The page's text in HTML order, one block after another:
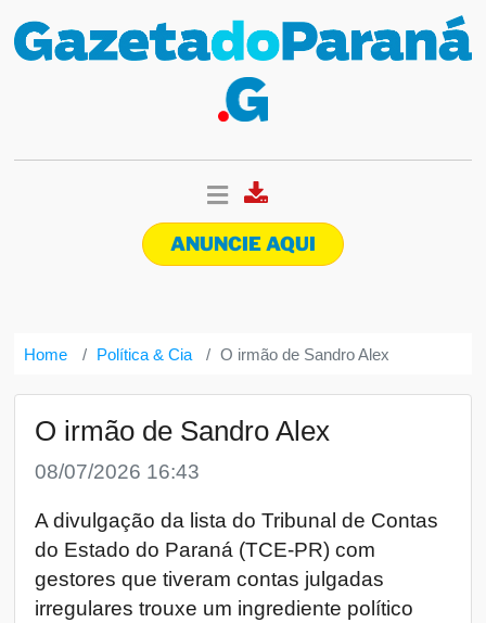
ANUNCIE AQUI
Home Política & Cia O irmão de Sandro Alex
O irmão de Sandro Alex
08/07/2026 16:43
A divulgação da lista do Tribunal de Contas
do Estado do Paraná (TCE-PR) com
gestores que tiveram contas julgadas
irregulares trouxe um ingrediente político